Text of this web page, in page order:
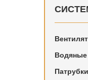
Патрубки